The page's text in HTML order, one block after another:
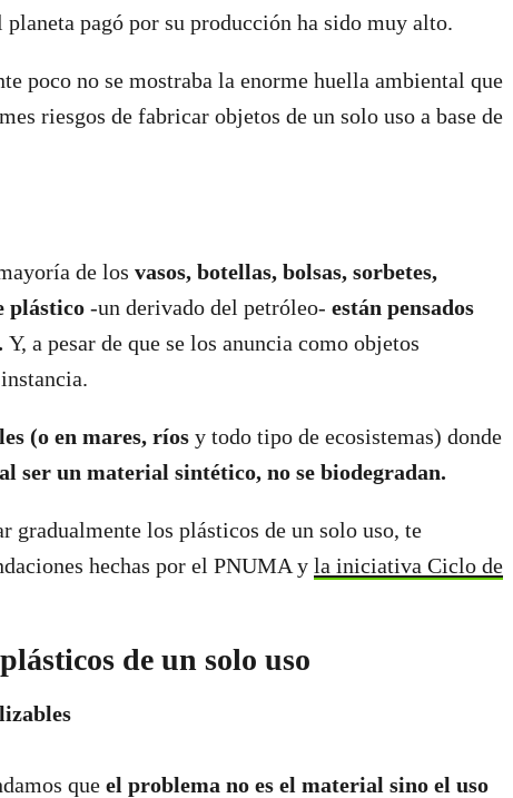
pagó por su producción ha sido muy alto.
poco no se mostraba la enorme huella ambiental que
riesgos de fabricar objetos de un solo uso a base de
de los vasos, botellas, bolsas, sorbetes,
plástico -un derivado del petróleo- están pensados
Y, a pesar de que se los anuncia como objetos
(o en mares, ríos y todo tipo de ecosistemas) donde
al ser un material sintético, no se biodegradan.
gradualmente los plásticos de un solo uso, te
hechas por el PNUMA y la iniciativa Ciclo de
de un solo uso
que el problema no es el material sino el uso